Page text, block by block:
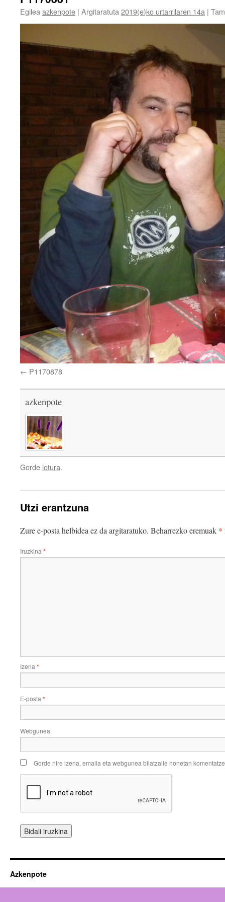
Egilea azkenpote | Argitaratuta 2019(e)ko urtarrilaren 14a |
P1170878
azkenpote
Gorde lotura.
Utzi erantzuna
Zure e-posta helbidea ez da argitaratuko. Beharrezko eremuak *
Iruzkina *
Izena *
E-posta *
Webgunea
Gorde nire izena, emaila eta webgunea bilatzaile honetan
Azkenpote